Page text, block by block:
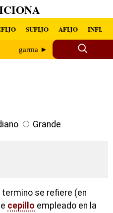
SUFIJO AFIJO INFIJO
garma ►
Grande
se refiere (en
cepillo empleado en la